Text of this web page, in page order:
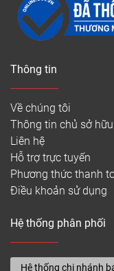
Thông tin
Về chúng tôi
Thông tin chủ sở hữu
Liên hệ
Hỗ trợ trực tuyến
Phương thức thanh
Điều khoản sử dụng
Hệ thống phân phối
Hệ thống chi nhánh